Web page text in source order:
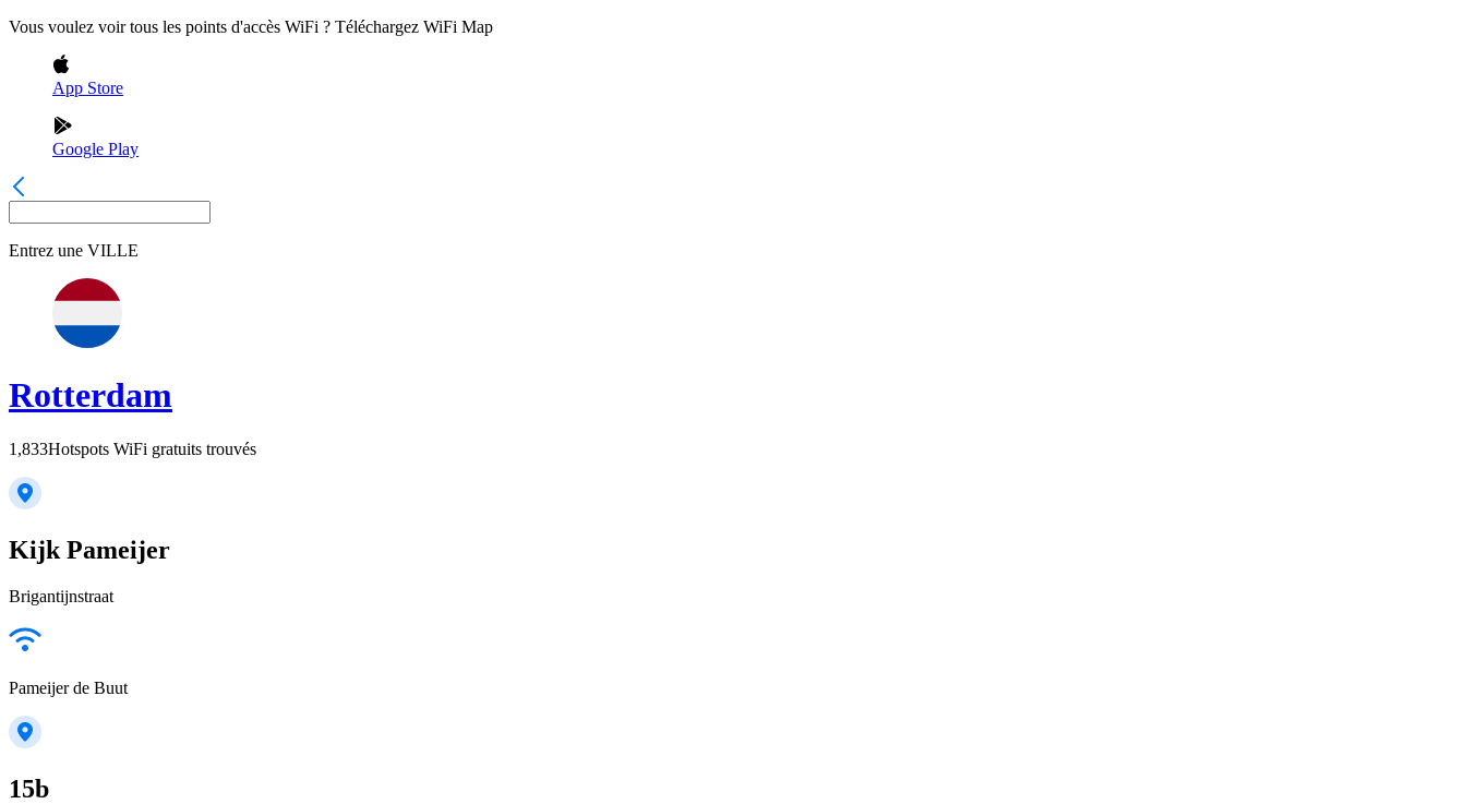
Vous voulez voir tous les points d'accès WiFi ? Téléchargez WiFi Map
App Store
Google Play
Entrez une VILLE
Rotterdam
1,833Hotspots WiFi gratuits trouvés
Kijk Pameijer
Brigantijnstraat
Pameijer de Buut
15b